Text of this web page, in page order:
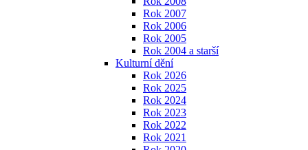
Rok 2007
Rok 2006
Rok 2005
Rok 2004 a starší
Kulturní dění
Rok 2026
Rok 2025
Rok 2024
Rok 2023
Rok 2022
Rok 2021